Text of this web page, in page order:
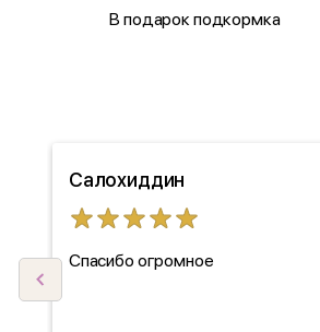
В подарок подкормка
Салохиддин
Спасибо огромное